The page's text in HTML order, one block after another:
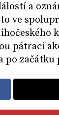
a
ve
pátrací
po začátku